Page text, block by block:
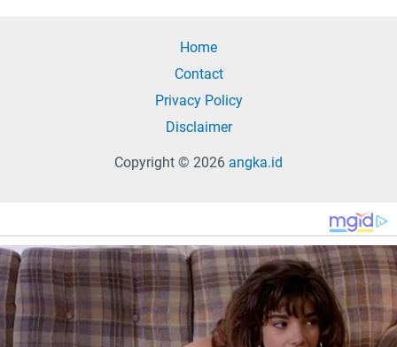
Home
Contact
Privacy Policy
Disclaimer
Copyright © 2026 angka.id